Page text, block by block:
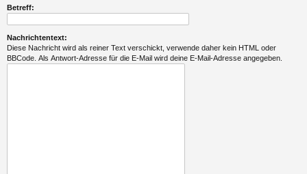
Betreff:
Nachrichtentext:
Diese Nachricht wird als reiner Text verschickt, verwende daher kein HTML oder
BBCode. Als Antwort-Adresse für die E-Mail wird deine E-Mail-Adresse angegeben.